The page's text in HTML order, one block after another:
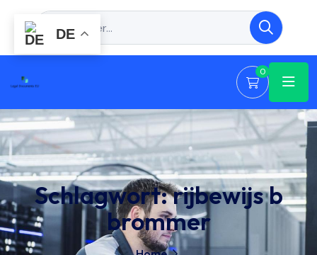
0
Schlagwort:rijbewijs b
brommer
DE